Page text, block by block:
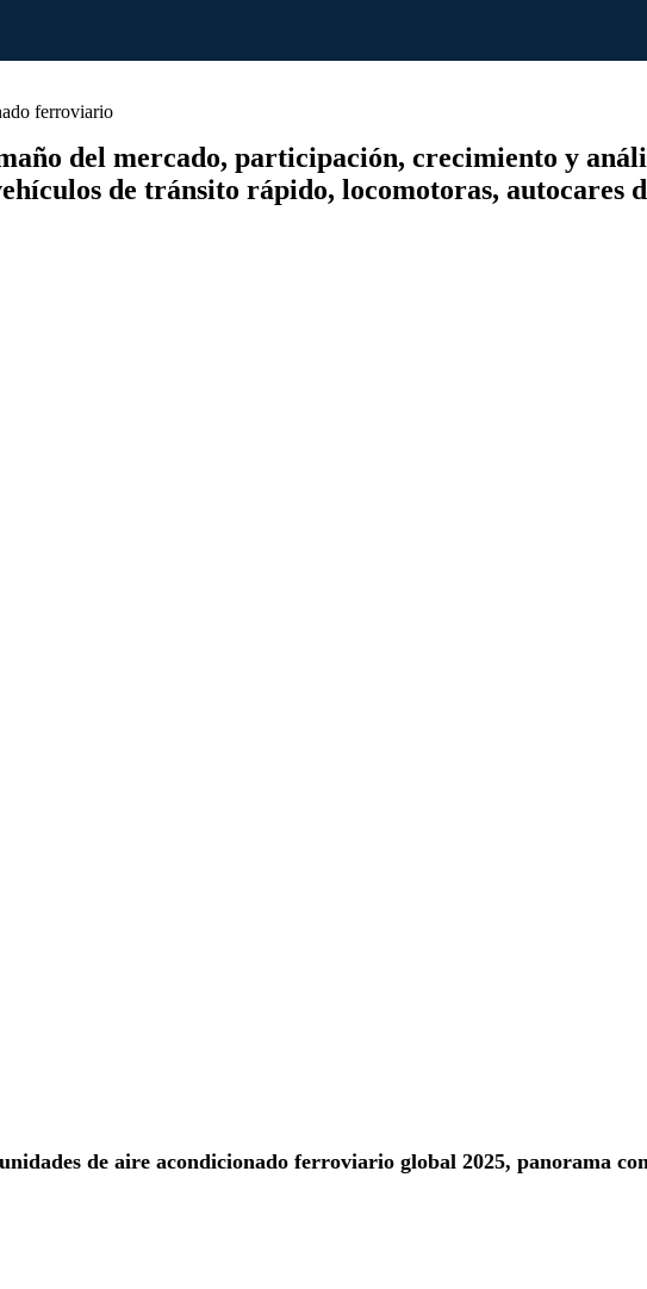
ferroviario
del mercado, participación, crecimiento y
de tránsito rápido, locomotoras, autocares
de aire acondicionado ferroviario global 2025, panorama